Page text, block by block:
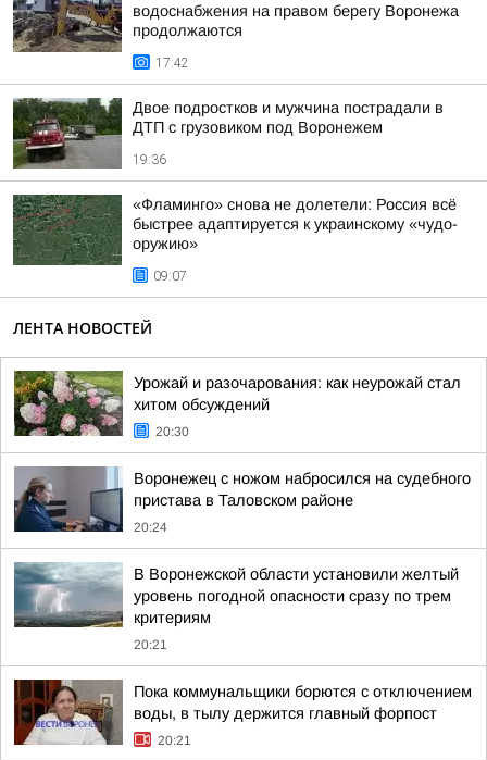
водоснабжения на правом берегу Воронежа
продолжаются
17:42
Двое подростков и мужчина пострадали в
ДТП с грузовиком под Воронежем
19:36
«Фламинго» снова не долетели: Россия всё
быстрее адаптируется к украинскому «чудо-
оружию»
09:07
ЛЕНТА НОВОСТЕЙ
Урожай и разочарования: как неурожай стал
хитом обсуждений
20:30
Воронежец с ножом набросился на судебного
пристава в Таловском районе
20:24
В Воронежской области установили желтый
уровень погодной опасности сразу по трем
критериям
20:21
Пока коммунальщики борются с отключением
воды, в тылу держится главный форпост
20:21